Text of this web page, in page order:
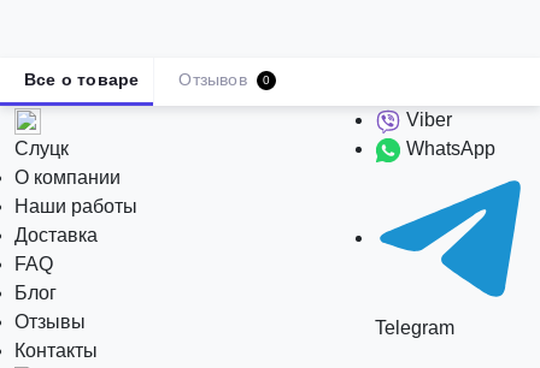
Слуцк
О компании
Наши работы
Доставка
FAQ
Блог
Отзывы
Контакты
Viber
WhatsApp
Telegram
Все о товаре Отзывов 0